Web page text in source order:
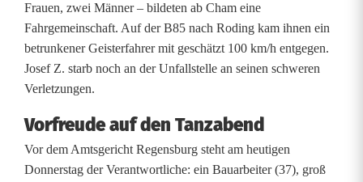
e
m
W
g
z
Frauen, zwei Männer – bildeten ab Cham eine
Fahrgemeinschaft. Auf der B85 nach Roding kam ihnen ein
betrunkener Geisterfahrer mit geschätzt 100 km/h entgegen.
Josef Z. starb noch an der Unfallstelle an seinen schweren
Verletzungen.
Vorfreude auf den Tanzabend
Vor dem Amtsgericht Regensburg steht am heutigen
Donnerstag der Verantwortliche: ein Bauarbeiter (37), groß